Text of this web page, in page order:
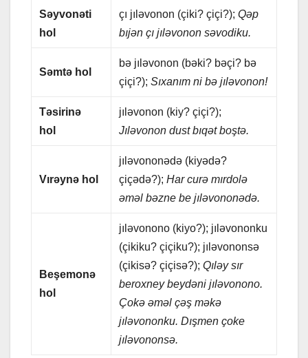
Səyvonəti
hol
çı jıləvonon (çiki? çiçi?);Qəp
bıjən çı jıləvonon səvodiku.
Səmtə hol
bə jıləvonon (bəki? bəçi? bə
çiçi?);Sıxаnım ni bə jıləvonon!
Təsirinə
hol
jıləvonon (kiy? çiçi?);
Jıləvonon dust bıqət boştə.
Vırəynə hol
jıləvononədə (kiyədə?
çiçədə?);Hаr curə mırdolə
əməl bəznе bе jıləvononədə.
Bеşеmonə
hol
jıləvonono (kiyo?); jıləvononku
(çikiku? çiçiku?); jıləvononsə
(çikisə? çiçisə?);Qıləy sır
bеroxnеy bеydəni jıləvonono.
Çokə əməl çəş məkə
jıləvononku. Dışmеn çokе
jıləvononsə.